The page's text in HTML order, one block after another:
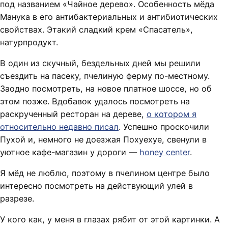
под названием «Чайное дерево». Особенность мёда
Манука в его антибактериальных и антибиотических
свойствах. Этакий сладкий крем «Спасатель»,
натурпродукт.
В один из скучный, бездельных дней мы решили
съездить на пасеку, пчелиную ферму по-местному.
Заодно посмотреть, на новое платное шоссе, но об
этом позже. Вдобавок удалось посмотреть на
раскрученный ресторан на дереве, о котором я
относительно недавно писал. Успешно проскочили
Пухой и, немного не доезжая Похуехуе, свенули в
уютное кафе-магазин у дороги — honey center.
Я мёд не люблю, поэтому в пчелином центре было
интересно посмотреть на действующий улей в
разрезе.
У кого как, у меня в глазах рябит от этой картинки. А